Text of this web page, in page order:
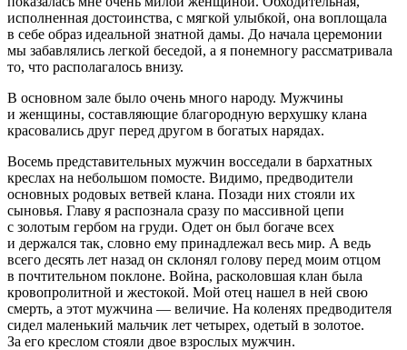
исполненная достоинства, с мягкой улыбкой, она воплощала
в себе образ идеальной знатной дамы. До начала церемонии
мы забавлялись легкой беседой, а я понемногу рассматривала
то, что располагалось внизу.
В основном зале было очень много народу. Мужчины
и женщины, составляющие благородную верхушку клана
красовались друг перед другом в богатых нарядах.
Восемь представительных мужчин восседали в бархатных
креслах на небольшом помосте. Видимо, предводители
основных родовых ветвей клана. Позади них стояли их
сыновья. Главу я распознала сразу по массивной цепи
с золотым гербом на груди. Одет он был богаче всех
и держался так, словно ему принадлежал весь мир. А ведь
всего десять лет назад он склонял голову перед моим отцом
в почтительном поклоне. Война, расколовшая клан была
кровопролитной и жестокой. Мой отец нашел в ней свою
смерть, а этот мужчина — величие. На коленях предводителя
сидел маленький мальчик лет четырех, одетый в золотое.
За его креслом стояли двое взрослых мужчин.